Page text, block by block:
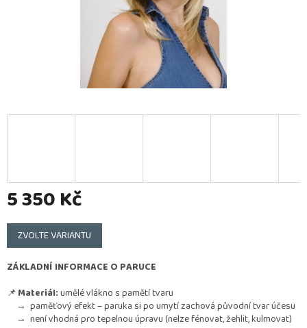
5 350 Kč
Měrná
cena:
ZVOLTE VARIANTU
ZÁKLADNÍ INFORMACE O PARUCE
📌Materiál:umělé vlákno s pamětí tvaru
→ paměťový efekt – paruka si po umytí zachová původní tvar účesu
→ není vhodná pro tepelnou úpravu (nelze fénovat, žehlit, kulmovat)